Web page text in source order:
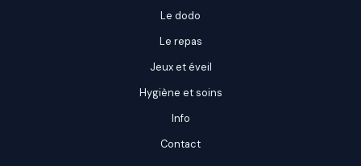
Le dodo
Le repas
Jeux et éveil
Hygiène et soins
Info
Contact